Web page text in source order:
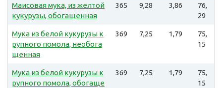
Маисовая мука, из желтой
кукурузы, обогащенная
365 9,28 3,86
76,
29
Мука из белой кукурузы к
рупного помола, необога
щенная
369 7,25 1,79
75,
15
Мука из белой кукурузы к
рупного помола, обогаще
369 7,25 1,79
75,
15